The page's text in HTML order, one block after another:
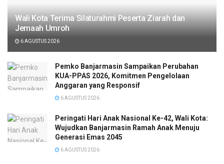
Wali Kota Terima Silaturahmi Peserta Ziarah dan
Jemaah Umroh
6 AGUSTUS 2026
Pemko Banjarmasin Sampaikan Perubahan
KUA-PPAS 2026, Komitmen Pengelolaan
Anggaran yang Responsif
6 AGUSTUS 2026
Peringati Hari Anak Nasional Ke-42, Wali Kota:
Wujudkan Banjarmasin Ramah Anak Menuju
Generasi Emas 2045
6 AGUSTUS 2026